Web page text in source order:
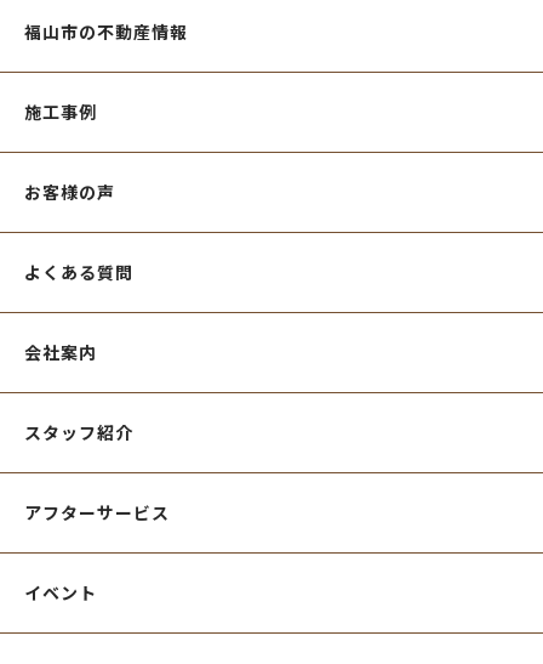
福山市の不動産情報
施工事例
お客様の声
よくある質問
会社案内
スタッフ紹介
アフターサービス
イベント